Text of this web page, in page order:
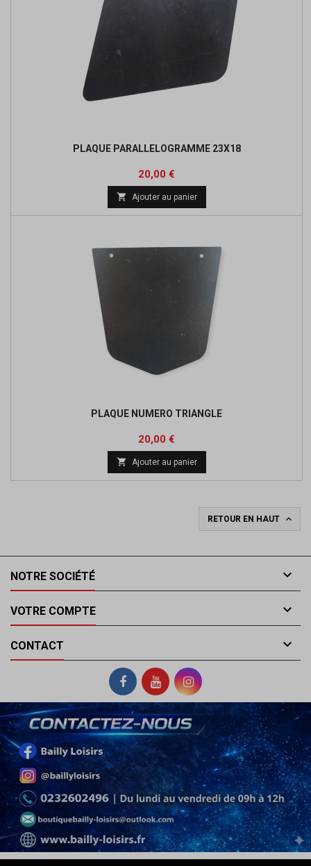
PLAQUE PARALLELOGRAMME 23X18
Prix
20,00 €
 Ajouter au panier
PLAQUE NUMERO TRIANGLE
Prix
20,00 €
 Ajouter au panier
RETOUR EN HAUT 
NOTRE SOCIÉTÉ 
VOTRE COMPTE 
CONTACT 